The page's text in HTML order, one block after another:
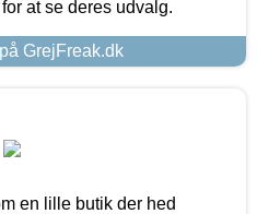
at se deres udvalg.
GrejFreak.dk
en lille butik der hed